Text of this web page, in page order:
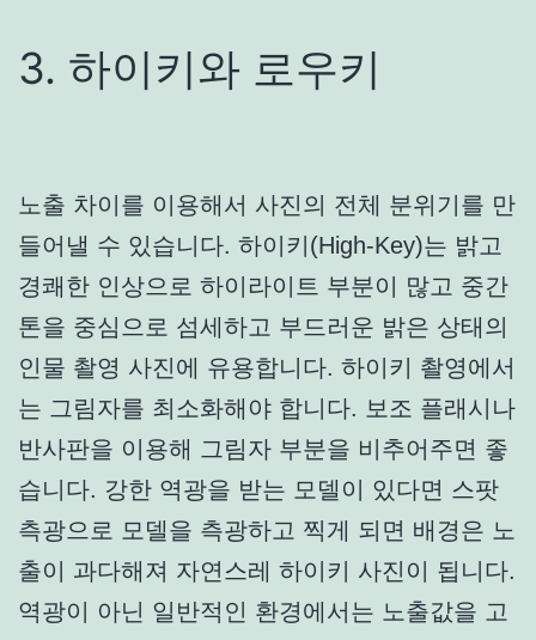
3. 하이키와 로우키
노출 차이를 이용해서 사진의 전체 분위기를 만
들어낼 수 있습니다. 하이키(High-Key)는 밝고
경쾌한 인상으로 하이라이트 부분이 많고 중간
톤을 중심으로 섬세하고 부드러운 밝은 상태의
인물 촬영 사진에 유용합니다. 하이키 촬영에서
는 그림자를 최소화해야 합니다. 보조 플래시나
반사판을 이용해 그림자 부분을 비추어주면 좋
습니다. 강한 역광을 받는 모델이 있다면 스팟
측광으로 모델을 측광하고 찍게 되면 배경은 노
출이 과다해져 자연스레 하이키 사진이 됩니다.
역광이 아닌 일반적인 환경에서는 노출값을 고